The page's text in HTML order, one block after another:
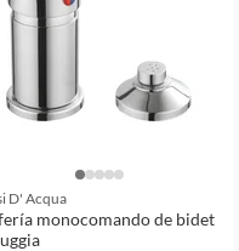
D' Acqua
monocomando de bidet